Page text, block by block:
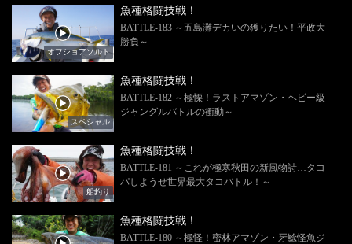
オフショアソルト
魚種格闘技戦！
BATTLE-183 ～五島灘デカいの獲りたい！平政大
勝負～
スペシャル
魚種格闘技戦！
BATTLE-182 ～極慄！ラストアマゾン・ヘビー級
ジャングルバトルの衝動～
船釣り
魚種格闘技戦！
BATTLE-181 ～これが極寒秋田の新風物詩…タコ
パしようぜ世界最大タコバトル！～
魚種格闘技戦！
BATTLE-180 ～極怪！密林アマゾン・牙鯰怪魚ジ